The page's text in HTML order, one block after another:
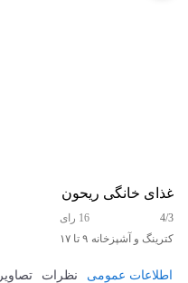
غذای خانگی ریحون
4/3
16 رای
کترینگ و آشپزخانه ۹ تا ۱۷
مسیریابی ذخیره اطلاعات عمومی نظرات تصاویر